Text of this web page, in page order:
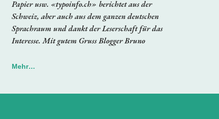
Papier usw. «typoinfo.ch» berichtet aus der
Schweiz, aber auch aus dem ganzen deutschen
Sprachraum und dankt der Leserschaft für das
Interesse. Mit gutem Gruss Blogger Bruno
Mehr…